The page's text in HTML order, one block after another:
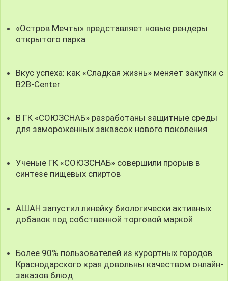
«Остров Мечты» представляет новые рендеры
открытого парка
Вкус успеха: как «Сладкая жизнь» меняет закупки с
B2B-Center
В ГК «СОЮЗСНАБ» разработаны защитные среды
для замороженных заквасок нового поколения
Ученые ГК «СОЮЗСНАБ» совершили прорыв в
синтезе пищевых спиртов
АШАН запустил линейку биологически активных
добавок под собственной торговой маркой
Более 90% пользователей из курортных городов
Краснодарского края довольны качеством онлайн-
заказов блюд